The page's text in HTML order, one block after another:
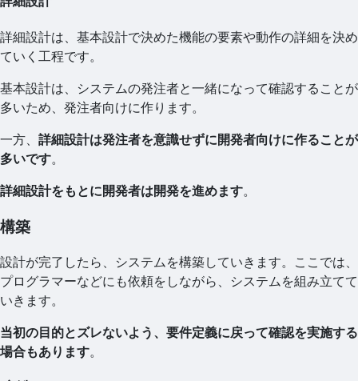
詳細設計は、基本設計で決めた機能の要素や動作の詳細を決め
ていく工程です。
基本設計は、システムの発注者と一緒になって確認することが
多いため、発注者向けに作ります。
一方、 詳細設計は発注者を意識せずに開発者向けに作ることが
多いです。
詳細設計をもとに開発者は開発を進めます。
構築
設計が完了したら、システムを構築していきます。ここでは、
プログラマーなどにも依頼をしながら、システムを組み立てて
いきます。
当初の目的とズレないよう、要件定義に戻って確認を実施する
場合もあります。